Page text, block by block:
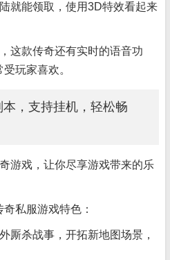
就能领取，使用3D特效看起来
这款传奇还有实时的语音功
玩家喜欢。
，支持挂机，轻松畅
游戏，让你尽享游戏带来的乐
私服游戏特色：
厮杀战事，开拓新地图场景，